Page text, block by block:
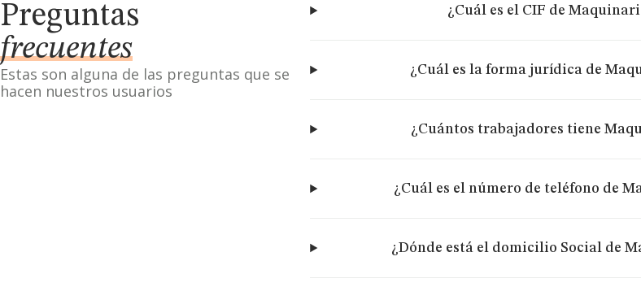
Preguntas
frecuentes
Estas son alguna de las preguntas que se
hacen nuestros usuarios
¿Cuál es el CIF de
¿Cuál es la forma jurídica de
¿Cuántos trabajadores tiene
¿Cuál es el número de teléfono de
¿Dónde está el domicilio Social de